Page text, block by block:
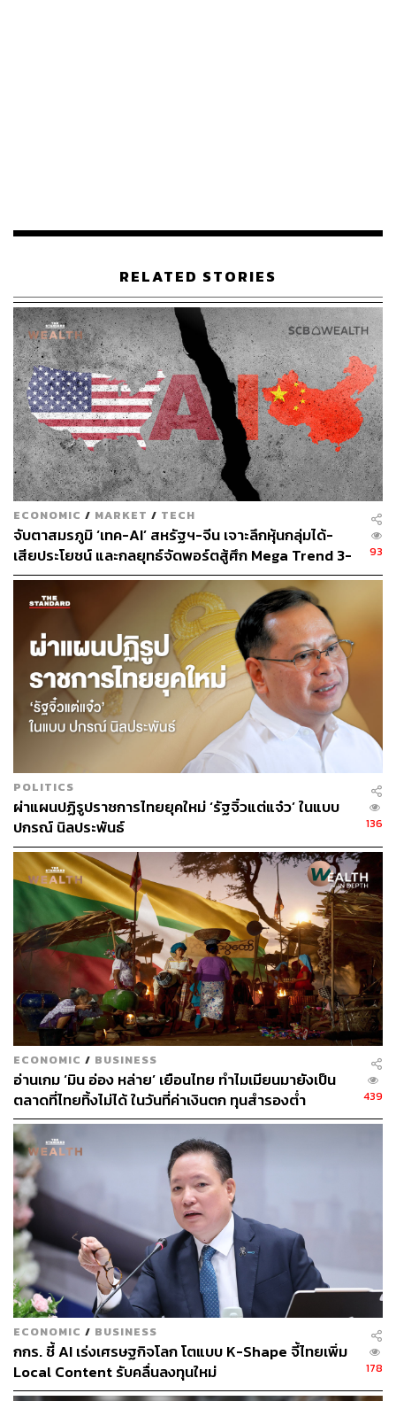
ทำงานเปลี่ยนแปลงไปอย่างสิ้นเชิง องค์กรจำเป็นต้องคิดใหม่
เปลี่ยนแปลงไป ด้วยการนำ Smart Learning มาใช้เพื่อให้เกิด
ผลลัพธ์ที่จับต้องได้
ขณะที่หลายองค์กรยังคงลังเลที่จะก้าวออกจาก Comfort
Zone การพัฒนาบุคลากรแบบดั้งเดิม แต่ผู้นำองค์กรระดับ
โลกกลับมองเห็นโอกาสทองท่ามกลางความท้าทายนี้ พวก
เขากำลังยกเครื่องระบบพัฒนาบุคลากรครั้งใหญ่ด้วยการนำ
AI และเทคโนโลยีล้ำสมัยมาขับเคลื่อนศักยภาพของทีม
องค์กรต้องชัดเจนในการประเมินและพัฒนาทักษะพนักงาน
ให้ตรงกับความต้องการ
คำถามสำคัญคือ แล้วองค์กรไทยจะปรับตัวอย่างไรในยุคแห่ง
การเปลี่ยนแปลงนี้?
อริญญา เถลิงศรี Local Partner และ Managing Director
บริษัท BTS Thailandเผยว่า จากประสบการณ์ที่ BTS
Thailand ได้เข้าไปช่วยวางแผนธุรกิจและการพัฒนาคนให้
กับองค์กรชั้นนำในประเทศไทย รวมทั้งจากการรวบรวมผล
สำรวจจากต่างประเทศ พบว่าธุรกิจต่างๆ กำลังปรับแผนการ
จ้างงาน วางแผนกำลังคนเชิงกลยุทธ์ และปรับการวางแผน
บุคลากรให้สอดคล้องกับทิศทางธุรกิจ
โดยเปิดโอกาสให้กับบุคลากรทั่วโลกที่มีความสามารถ ให้
ความสำคัญกับผลลัพธ์ และนำเทคโนโลยีมาช่วยในการ
ทำงานร่วมกัน โดยเฉพาะบริษัทชั้นนำระดับโลกที่อยู่ในอัน
ดับต้นๆ ของ Fortune Global 500 หรือบริษัทที่มีการเติบโตสูง
ซึ่งกำลังมุ่งเน้นกลยุทธ์การพัฒนาบุคลากรที่ไม่เพียงแค่พัฒนา
พนักงานให้เติบโตไปพร้อมกับองค์กรเท่านั้น แต่ยังต้อง
สอดคล้องกับเป้าหมายและทิศทางของธุรกิจโดยรวมอีกด้วย
ในปี 2025 มี Top 6 L&D Trends in 2025 ที่องค์กรชั้นนำ
ระดับโลกกำลังให้ความสำคัญ แม้บางเรื่องอาจดูคล้ายเดิม
แต่เมื่อบริบทการทำงานเปลี่ยนไป การดำเนินการและการนำ
ไปใช้จะมีความแตกต่างออกไป ดังนี้
Personalized Learning Paths
หลายองค์กรชั้นนำของโลกมุ่งพัฒนาความสามารถของ
RELATED STORIES
ECONOMIC / MARKET / TECH
จับตาสมรภูมิ ‘เทค-AI’ สหรัฐฯ-จีน เจาะลึกหุ้นกลุ่มได้-
เสียประโยชน์ และกลยุทธ์จัดพอร์ตสู้ศึก Mega Trend 3-
5 ปีข้างหน้า
93
POLITICS
ผ่าแผนปฏิรูปราชการไทยยุคใหม่ ‘รัฐจิ๋วแต่แจ๋ว’ ในแบบ
ปกรณ์ นิลประพันธ์
136
ECONOMIC / BUSINESS
อ่านเกม ‘มิน อ่อง หล่าย’ เยือนไทย ทำไมเมียนมายังเป็น
ตลาดที่ไทยทิ้งไม่ได้ ในวันที่ค่าเงินตก ทุนสำรองต่ำ
439
ECONOMIC / BUSINESS
กกร. ชี้ AI เร่งเศรษฐกิจโลก โตแบบ K-Shape จี้ไทยเพิ่ม
Local Content รับคลื่นลงทุนใหม่
178